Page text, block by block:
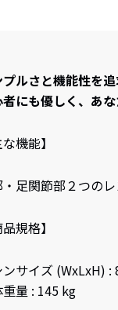
ルさと機能性を
にも優しく、あ
な機能】
足関節部２つの
品規格】
ンサイズ (WxLxH)
量 : 145 kg